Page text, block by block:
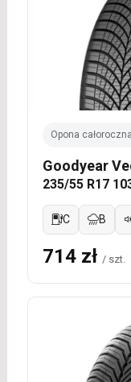
Opona całoroczna
Goodyear
235/55 R17
C B
714 zł / szt.